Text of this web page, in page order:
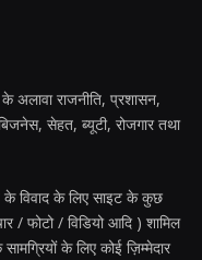
अलावा राजनीति, प्रशासन,
सेहत, ब्यूटी, रोजगार तथा
के विवाद के लिए साइट के कुछ
/ फोटो / विडियो आदि ) शामिल
के लिए कोई ज़िम्मेदार